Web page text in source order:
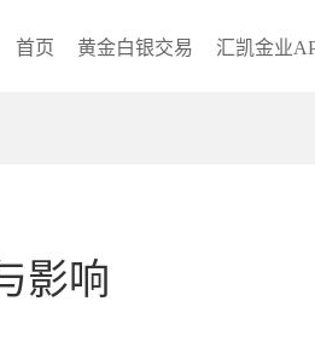
首页 黄金白银交易 汇凯金业
影响